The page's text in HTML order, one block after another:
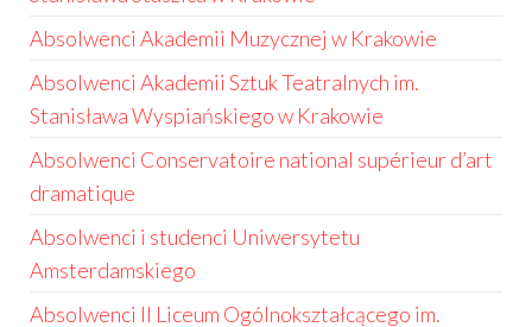
Absolwenci Akademii Muzycznej w Krakowie
Absolwenci Akademii Sztuk Teatralnych im.
Stanisława Wyspiańskiego w Krakowie
Absolwenci Conservatoire national supérieur d’art
dramatique
Absolwenci i studenci Uniwersytetu
Amsterdamskiego
Absolwenci II Liceum Ogólnokształcącego im.